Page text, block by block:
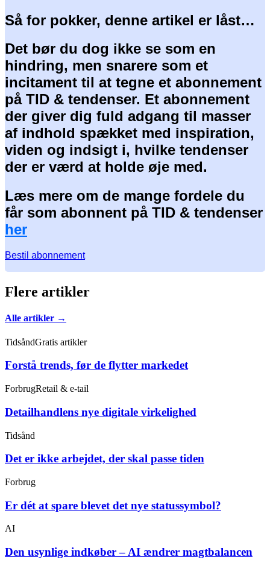
Så for pokker, denne artikel er låst…
Det bør du dog ikke se som en
hindring, men snarere som et
incitament til at tegne et abonnement
på TID & tendenser. Et abonnement
der giver dig fuld adgang til masser
af indhold spækket med inspiration,
viden og indsigt i, hvilke tendenser
der er værd at holde øje med.
Læs mere om de mange fordele du
får som abonnent på TID & tendenser
her
Bestil abonnement
Flere artikler
Alle artikler →
TidsåndGratis artikler
Forstå trends, før de flytter markedet
ForbrugRetail & e-tail
Detailhandlens nye digitale virkelighed
Tidsånd
Det er ikke arbejdet, der skal passe tiden
Forbrug
Er dét at spare blevet det nye statussymbol?
AI
Den usynlige indkøber – AI ændrer magtbalancen